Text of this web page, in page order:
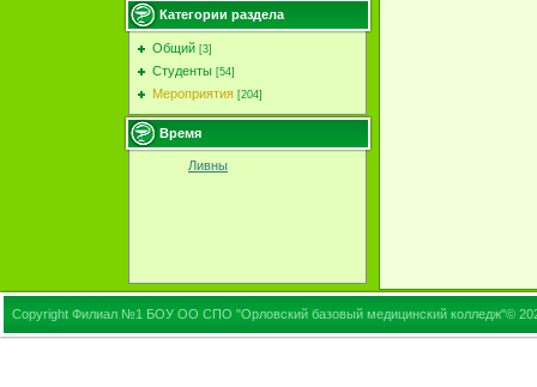
Категории раздела
Общий [3]
Студенты [54]
Мероприятия [204]
Время
Ливны
Copyright Филиал №1 БОУ ОО СПО "Орловский базовый медицинский колледж"©